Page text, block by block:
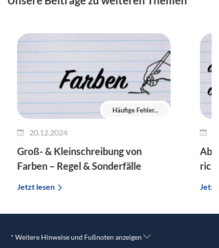
Häufige Fehler...
20.12.2024
Groß- & Kleinschreibung von
Farben – Regel & Sonderfälle
Jetzt lesen
Ab
* Weitere Hinweise und Fußnoten anzeigen